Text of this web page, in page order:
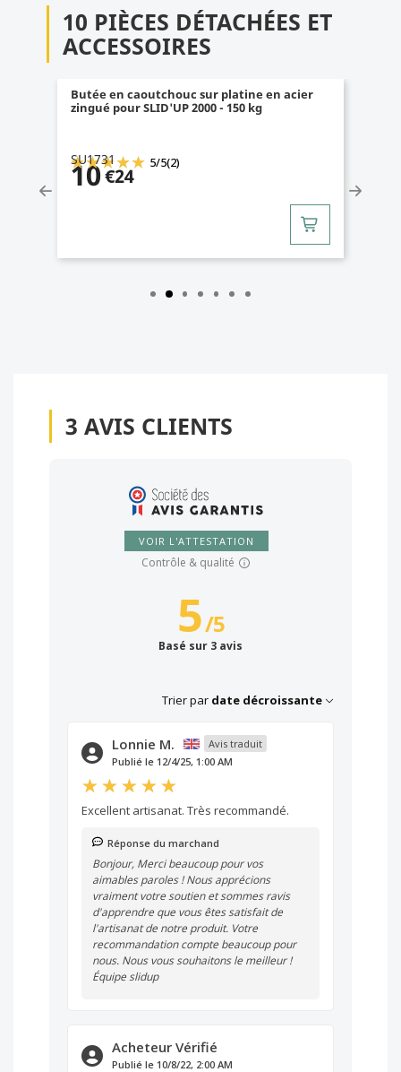
10 PIÈCES DÉTACHÉES ET
ACCESSOIRES
Butée en caoutchouc sur platine en acier
zingué pour SLID'UP 2000 - 150 kg
SU1731 5/5(2)
10€24
3 AVIS CLIENTS
VOIR L'ATTESTATION
Contrôle & qualité
5/5
Basé sur 3 avis
Trier par date décroissante
Lonnie M.
Avis traduit
Publié le 12/4/25, 1:00 AM
Excellent artisanat. Très recommandé.
Réponse du marchand
Bonjour, Merci beaucoup pour vos
aimables paroles ! Nous apprécions
vraiment votre soutien et sommes ravis
d'apprendre que vous êtes satisfait de
l'artisanat de notre produit. Votre
recommandation compte beaucoup pour
nous. Nous vous souhaitons le meilleur !
Équipe slidup
Acheteur Vérifié
Publié le 10/8/22, 2:00 AM